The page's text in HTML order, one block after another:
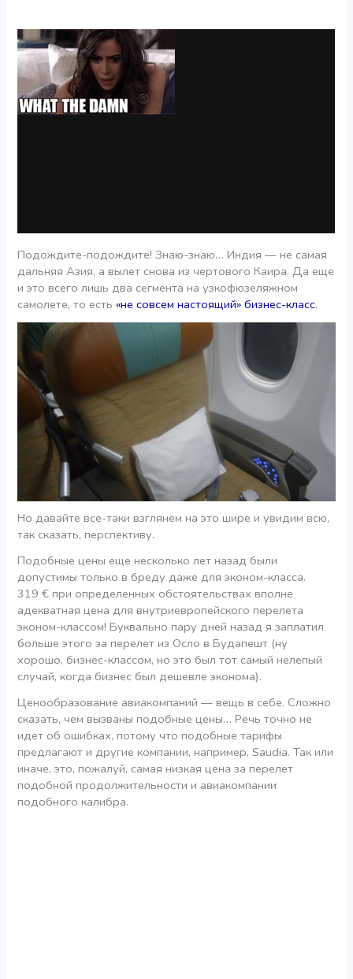
Подождите-подождите! Знаю-знаю… Индия — не самая
дальняя Азия, а вылет снова из чертового Каира. Да еще
и это всего лишь два сегмента на узкофюзеляжном
самолете, то есть «не совсем настоящий» бизнес-класс.
Но давайте все-таки взглянем на это шире и увидим всю,
так сказать, перспективу.
Подобные цены еще несколько лет назад были
допустимы только в бреду даже для эконом-класса.
319 € при определенных обстоятельствах вполне
адекватная цена для внутриевропейского перелета
эконом-классом! Буквально пару дней назад я заплатил
больше этого за перелет из Осло в Будапешт (ну
хорошо, бизнес-классом, но это был тот самый нелепый
случай, когда бизнес был дешевле эконома).
Ценообразование авиакомпаний — вещь в себе. Сложно
сказать, чем вызваны подобные цены… Речь точно не
идет об ошибках, потому что подобные тарифы
предлагают и другие компании, например, Saudia. Так или
иначе, это, пожалуй, самая низкая цена за перелет
подобной продолжительности и авиакомпании
подобного калибра.